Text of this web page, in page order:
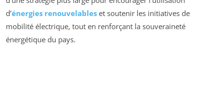
d’énergies renouvelables et soutenir les initiatives de
mobilité électrique, tout en renforçant la souveraineté
énergétique du pays.